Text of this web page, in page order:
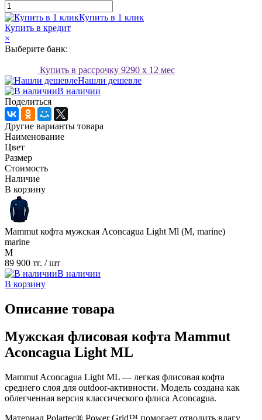
Купить в 1 клик
Купить в кредит
×
Выберите банк:
Купить в рассрочку 9290 x 12 мес
Нашли дешевле
В наличии
Поделиться
Другие варианты товара
Наименование
Цвет
Размер
Стоимость
Наличие
В корзину
Mammut кофта мужская Aconcagua Light Ml (M, marine)
marine
M
89 900 тг. / шт
В наличии
В корзину
Описание товара
Мужская флисовая кофта Mammut
Aconcagua Light ML
Mammut Aconcagua Light ML — легкая флисовая кофта
среднего слоя для outdoor-активности. Модель создана как
облегченная версия классического флиса Aconcagua.
Материал Polartec® Power Grid™ помогает отводить влагу,